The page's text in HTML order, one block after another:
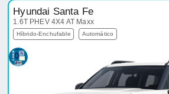
Hyundai Santa Fe
1.6T PHEV 4X4 AT Maxx
Híbrido-Enchufable Automático